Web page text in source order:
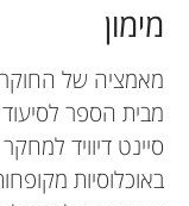
מימון
מאמציה של החוקרת
מבית הספר
סיינט דיוויד
באוכלוסיות